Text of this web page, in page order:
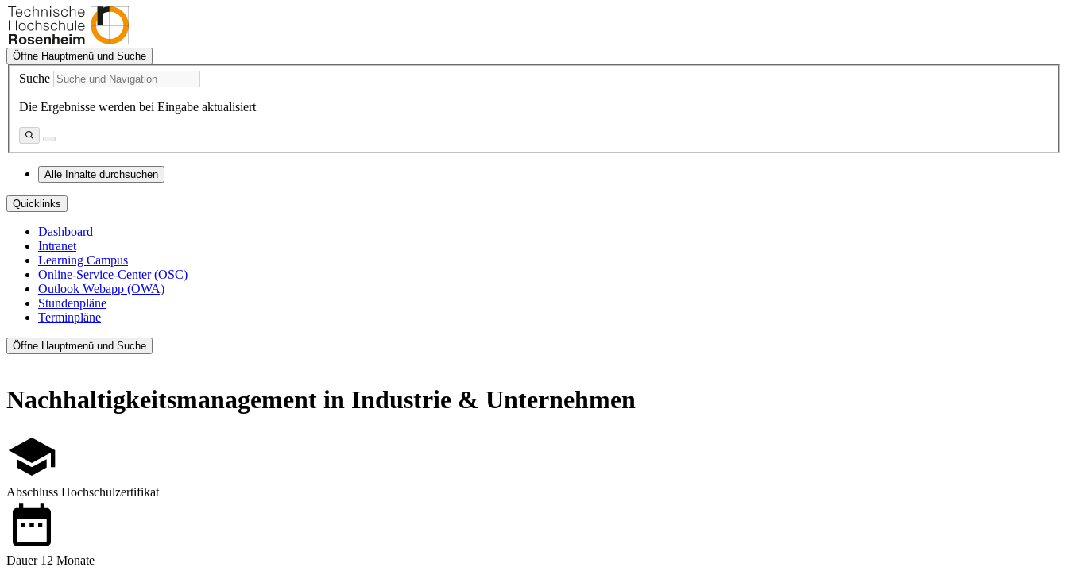
Öffne Hauptmenü und Suche
Suche
Die Ergebnisse werden bei Eingabe aktualisiert
Alle Inhalte durchsuchen
Quicklinks
Dashboard
Intranet
Learning Campus
Online-Service-Center (OSC)
Outlook Webapp (OWA)
Stundenpläne
Terminpläne
Öffne Hauptmenü und Suche
Nachhaltigkeitsmanagement in Industrie & Unternehmen
Abschluss Hochschulzertifikat
Dauer12 Monate